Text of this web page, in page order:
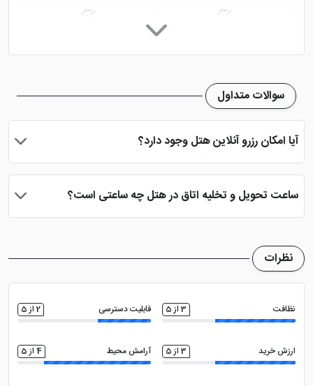
سوالات متداول
آیا امکان رزرو آنلاین هتل وجود دارد؟
بله، با انتخاب تاریخ ورود و خروج، نوع اتاق و تعداد نفرات می توانید
دریافت نمایید.
ساعت تحویل و تخلیه اتاق در هتل چه ساعتی است؟
ساعت تحویل اتاق ساعت 2 بعد از ظهر و ساعت تخلیه اتاق 12 ظهر
نظرات
نظافت 3 از 5 قابلیت دسترسی 2 از 5
ارزش خرید 3 از 5 آرامش محیط 4 از 5